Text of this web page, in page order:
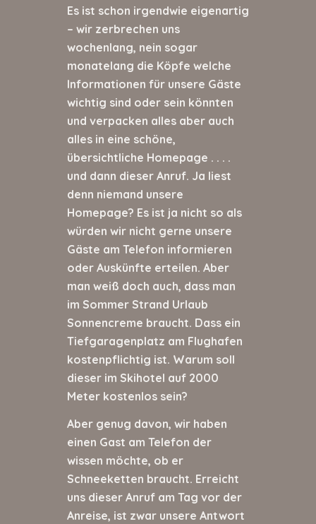
Es ist schon irgendwie eigenartig
– wir zerbrechen uns
wochenlang, nein sogar
monatelang die Köpfe welche
Informationen für unsere Gäste
wichtig sind oder sein könnten
und verpacken alles aber auch
alles in eine schöne,
übersichtliche Homepage . . . .
und dann dieser Anruf. Ja liest
denn niemand unsere
Homepage? Es ist ja nicht so als
würden wir nicht gerne unsere
Gäste am Telefon informieren
oder Auskünfte erteilen. Aber
man weiß doch auch, dass man
im Sommer Strand Urlaub
Sonnencreme braucht. Dass ein
Tiefgaragenplatz am Flughafen
kostenpflichtig ist. Warum soll
dieser im Skihotel auf 2000
Meter kostenlos sein?
Aber genug davon, wir haben
einen Gast am Telefon der
wissen möchte, ob er
Schneeketten braucht. Erreicht
uns dieser Anruf am Tag vor der
Anreise, ist zwar unsere Antwort